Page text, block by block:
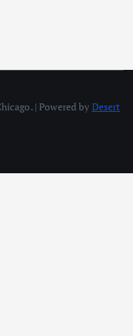
| Powered by Desert